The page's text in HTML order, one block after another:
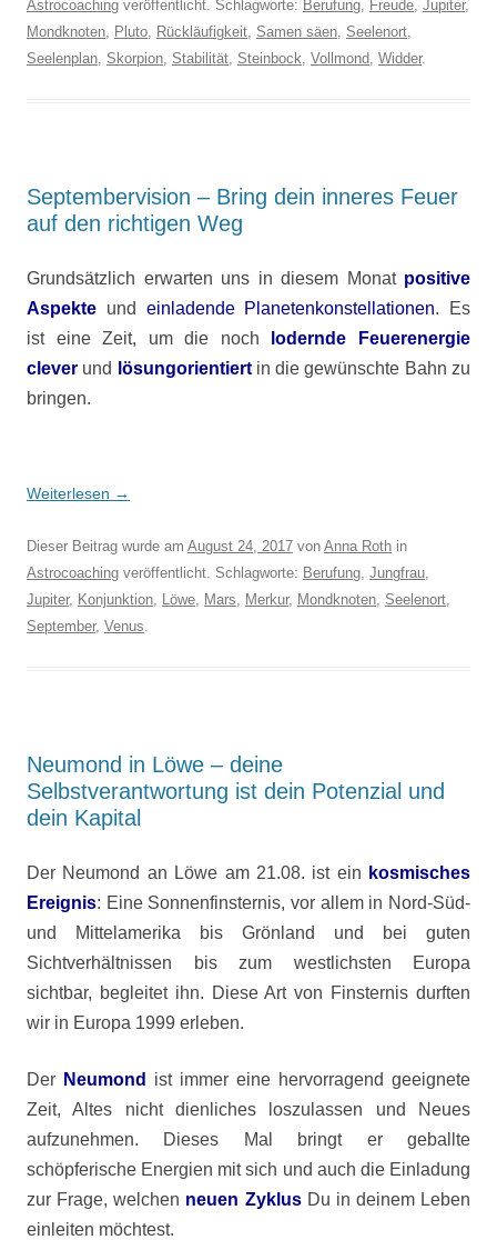
Astrocoaching veröffentlicht. Schlagworte: Berufung, Freude, Jupiter,
Mondknoten, Pluto, Rückläufigkeit, Samen säen, Seelenort,
Seelenplan, Skorpion, Stabilität, Steinbock, Vollmond, Widder.
Septembervision – Bring dein inneres Feuer
auf den richtigen Weg
Grundsätzlich erwarten uns in diesem Monat positive
Aspekte und einladende Planetenkonstellationen. Es
ist eine Zeit, um die noch
lodernde Feuerenergie
clever und lösungorientiertin die gewünschte Bahn zu
bringen.
Weiterlesen →
Dieser Beitrag wurde am August 24, 2017 von Anna Roth in
Astrocoaching veröffentlicht. Schlagworte: Berufung, Jungfrau,
Jupiter, Konjunktion, Löwe, Mars, Merkur, Mondknoten, Seelenort,
September, Venus.
Neumond in Löwe – deine
Selbstverantwortung ist dein Potenzial und
dein Kapital
Der Neumond an Löwe am 21.08. ist ein kosmisches
Ereignis: Eine Sonnenfinsternis, vor allem in Nord-Süd-
und Mittelamerika bis Grönland und bei guten
Sichtverhältnissen bis zum westlichsten Europa
sichtbar, begleitet ihn. Diese Art von Finsternis durften
wir in Europa 1999 erleben.
Der Neumond
ist immer eine hervorragend geeignete
Zeit, Altes nicht dienliches loszulassen und Neues
aufzunehmen. Dieses Mal bringt er geballte
schöpferische Energien mit sich und auch die Einladung
zur Frage, welchen neuen ZyklusDu in deinem Leben
einleiten möchtest.